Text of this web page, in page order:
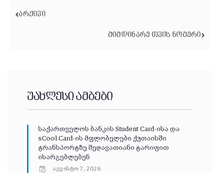
ᲐᲠᲥᲘᲕᲘ
ᲛᲘᲛᲓᲘᲜᲐᲠᲔ ᲗᲕᲘᲡ ᲜᲝᲛᲔᲠᲘ
უახლესი ამბები
საქართველოს ბანკის Student Card-ისა და
sCool Card-ის მფლობელები ქუთაისში
ტრანსპორტზე შეღავათიანი ტარიფით
ისარგებლებენ
აგვისტო 7, 2026